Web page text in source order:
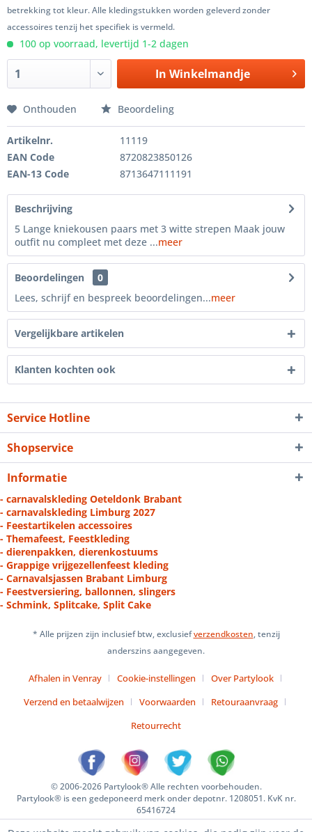
betrekking tot kleur. Alle kledingstukken worden geleverd zonder
accessoires tenzij het specifiek is vermeld.
100 op voorraad, levertijd 1-2 dagen
In Winkelmandje
Onthouden Beoordeling
Artikelnr.
11119
EAN Code
8720823850126
EAN-13 Code
8713647111191
Beschrijving
5 Lange kniekousen paars met 3 witte strepen Maak jouw
outfit nu compleet met deze ...meer
Beoordelingen
0
Lees, schrijf en bespreek beoordelingen...meer
Vergelijkbare artikelen
Klanten kochten ook
Service Hotline
Shopservice
Informatie
- carnavalskleding Oeteldonk Brabant
- carnavalskleding Limburg 2027
- Feestartikelen accessoires
- Themafeest, Feestkleding
- dierenpakken, dierenkostuums
- Grappige vrijgezellenfeest kleding
- Carnavalsjassen Brabant Limburg
- Feestversiering, ballonnen, slingers
- Schmink, Splitcake, Split Cake
* Alle prijzen zijn inclusief btw, exclusiefverzendkosten, tenzij
anderszins aangegeven.
Afhalen in Venray Cookie-instellingen
Over Partylook
Verzend en betaalwijzen
Voorwaarden
Retouraanvraag
Retourrecht
© 2006-2026 Partylook® Alle rechten voorbehouden.
Partylook® is een gedeponeerd merk onder depotnr. 1208051. KvK nr.
65416724